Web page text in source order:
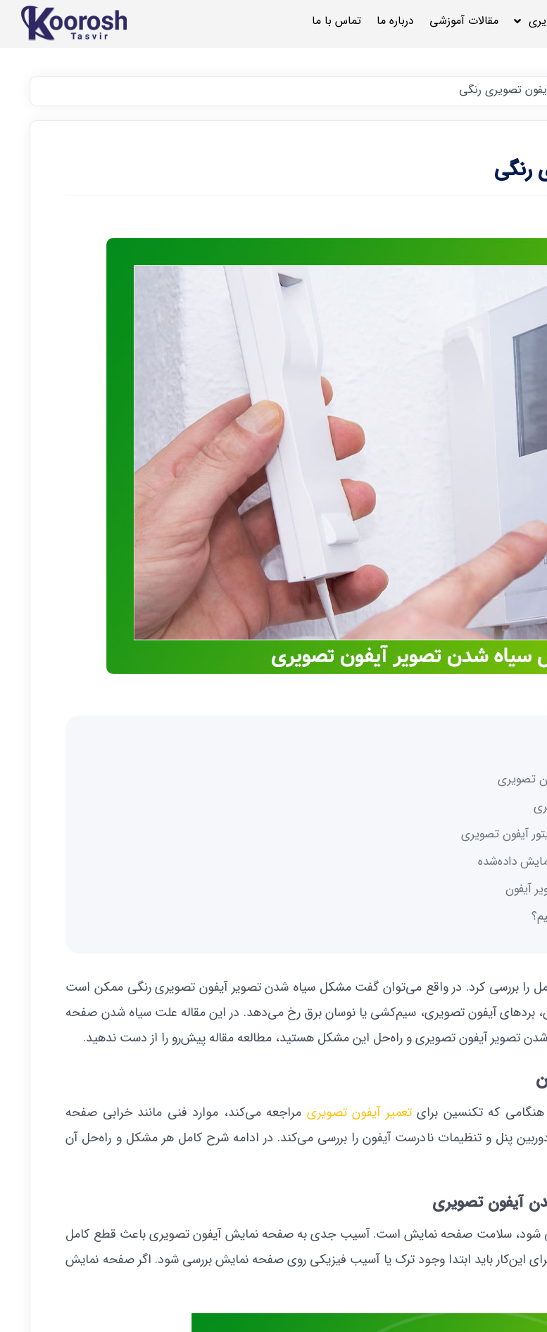
مقالات آموزشی درباره ما تماس با ما
تصویری رنگی
رنگی
آیفون تصویری
داده‌شده
را بررسی کرد. در واقع می‌توان گفت مشکل سیاه شدن تصویر آیفون تصویری رنگی ممکن است
برد‌های آیفون تصویری، سیم‌کشی یا نوسان برق رخ می‌دهد. در این مقاله علت سیاه شدن صفحه
شدن تصویر آیفون تصویری و راه‌حل این مشکل هستید، مطالعه مقاله پیش‌رو را از دست ندهید.
که تکنسین برایتعمیر آیفون تصویری مراجعه می‌کند، موارد فنی مانند خرابی صفحه
پنل و تنظیمات نادرست آیفون را بررسی می‌کند. در ادامه شرح کامل هر مشکل و راه‌حل آن
شود، سلامت صفحه نمایش است. آسیب جدی به صفحه نمایش آیفون تصویری باعث قطع کامل
این‌کار باید ابتدا وجود ترک یا آسیب فیزیکی روی صفحه نمایش بررسی شود. اگر صفحه نمایش